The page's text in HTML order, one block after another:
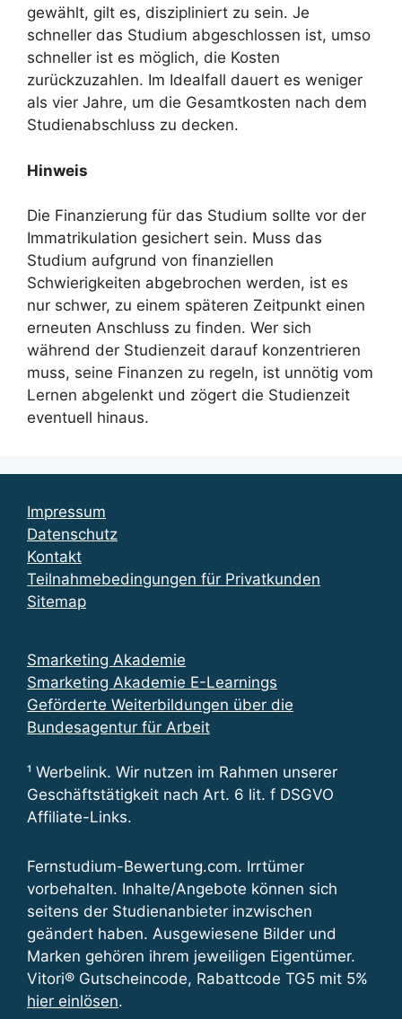
gewählt, gilt es, diszipliniert zu sein. Je
schneller das Studium abgeschlossen ist, umso
schneller ist es möglich, die Kosten
zurückzuzahlen. Im Idealfall dauert es weniger
als vier Jahre, um die Gesamtkosten nach dem
Studienabschluss zu decken.
Hinweis
Die Finanzierung für das Studium sollte vor der
Immatrikulation gesichert sein. Muss das
Studium aufgrund von finanziellen
Schwierigkeiten abgebrochen werden, ist es
nur schwer, zu einem späteren Zeitpunkt einen
erneuten Anschluss zu finden. Wer sich
während der Studienzeit darauf konzentrieren
muss, seine Finanzen zu regeln, ist unnötig vom
Lernen abgelenkt und zögert die Studienzeit
eventuell hinaus.
Impressum
Datenschutz
Kontakt
Teilnahmebedingungen für Privatkunden
Sitemap
Smarketing Akademie
Smarketing Akademie E-Learnings
Geförderte Weiterbildungen über die
Bundesagentur für Arbeit
¹ Werbelink. Wir nutzen im Rahmen unserer
Geschäftstätigkeit nach Art. 6 lit. f DSGVO
Affiliate-Links.
Fernstudium-Bewertung.com. Irrtümer
vorbehalten. Inhalte/Angebote können sich
seitens der Studienanbieter inzwischen
geändert haben. Ausgewiesene Bilder und
Marken gehören ihrem jeweiligen Eigentümer.
Vitori® Gutscheincode, Rabattcode TG5 mit 5%
hier einlösen.